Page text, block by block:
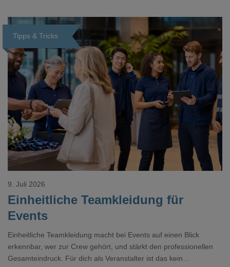
Tipps & Tricks
Loading...
Einheitliche Teamkleidung für
Events
9. Juli 2026
Einheitliche Teamkleidung macht bei Events auf einen Blick
erkennbar, wer zur Crew gehört, und stärkt den professionellen
Gesamteindruck. Für dich als Veranstalter ist das kein